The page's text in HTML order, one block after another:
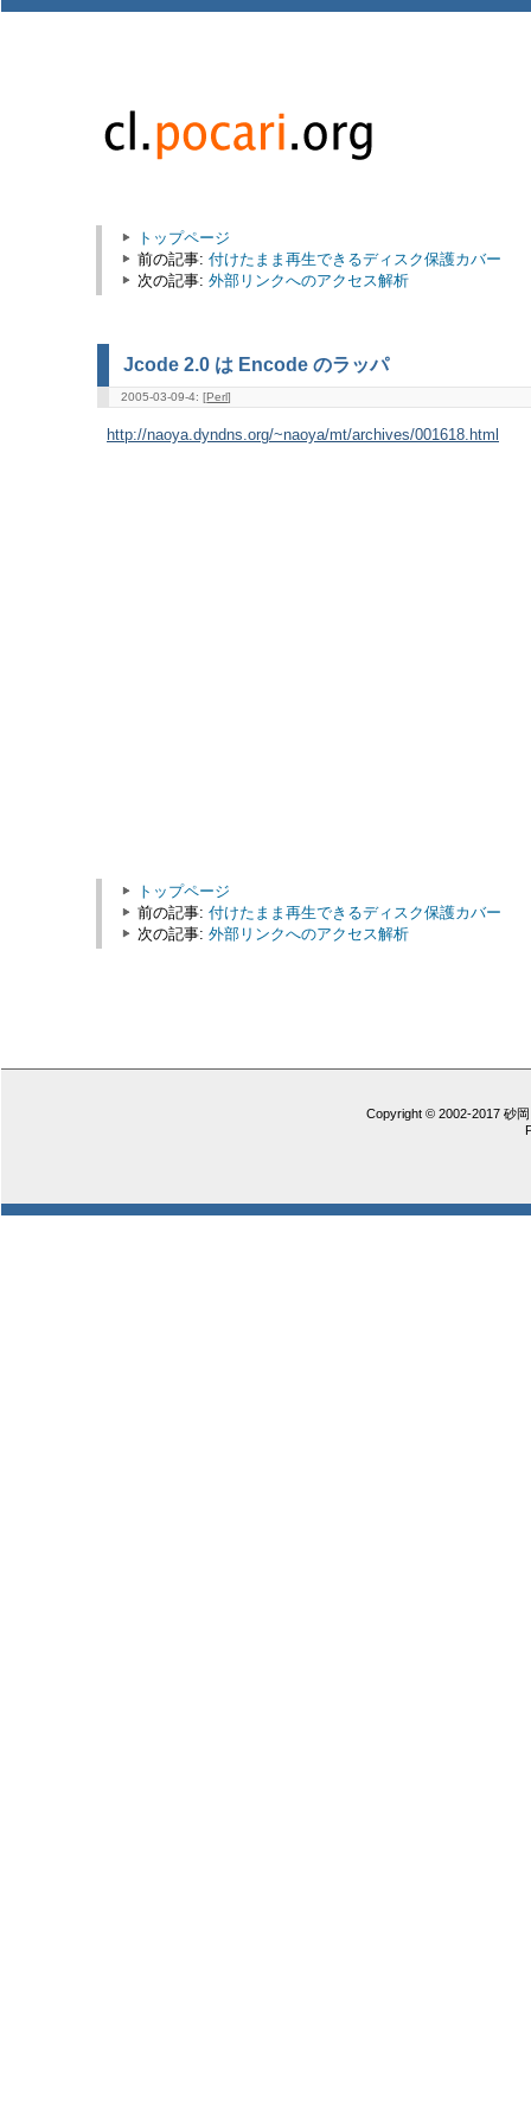
トップページ
前の記事: 付けたまま再生できるディスク保護カバー
次の記事: 外部リンクへのアクセス解析
Jcode 2.0 は Encode のラッパ
2005-03-09-4: [Perl]
http://naoya.dyndns.org/~naoya/mt/archives/001618.html
トップページ
前の記事: 付けたまま再生できるディスク保護カバー
次の記事: 外部リンクへのアクセス解析
Copyright © 2002-2017 砂